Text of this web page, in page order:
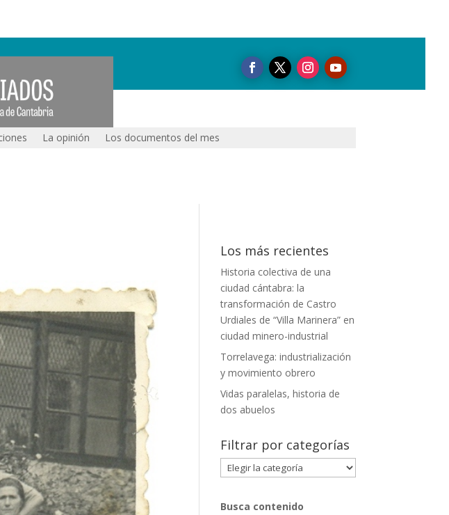
La opinión Los documentos del mes
Los más recientes
Historia colectiva de una
ciudad cántabra: la
transformación de Castro
Urdiales de “Villa Marinera” en
ciudad minero-industrial
Torrelavega: industrialización
y movimiento obrero
Vidas paralelas, historia de
dos abuelos
Filtrar por categorías
Filtrar
por
Busca contenido